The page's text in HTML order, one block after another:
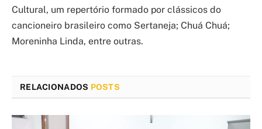
Cultural, um repertório formado por clássicos do
cancioneiro brasileiro como Sertaneja; Chuá Chuá;
Moreninha Linda, entre outras.
RELACIONADOS POSTS